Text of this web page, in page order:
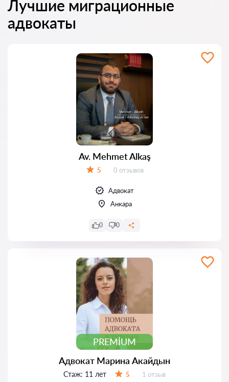
Лучшие миграционные
адвокаты
Av. Mehmet Alkaş
5 Отзывов:
0 отзывов
Адвокат
Анкара
0 0
PREMIUM
Адвокат Марина Акайдын
Стаж: 11 лет 5 Отзывов:
1 отзыв